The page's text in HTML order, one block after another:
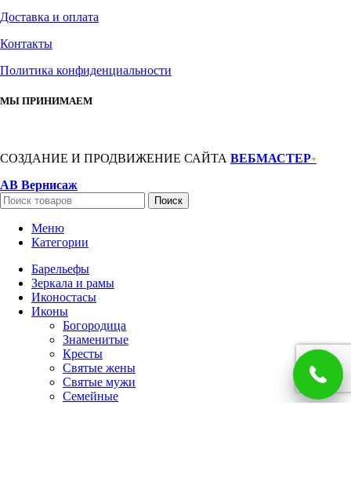
Доставка и оплата
Контакты
Политика конфиденциальности
МЫ ПРИНИМАЕМ
СОЗДАНИЕ И ПРОДВИЖЕНИЕ САЙТА ВЕБМАСТЕР+
АВ Вернисаж
Поиск
Меню
Категории
Барельефы
Зеркала и рамы
Иконостасы
Иконы
Богородица
Знаменитые
Кресты
Святые жены
Святые мужи
Семейные